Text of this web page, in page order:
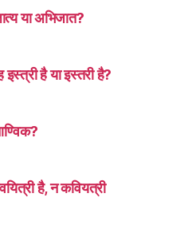
या अभिजात?
है या इस्तरी है?
है, न कवियत्री